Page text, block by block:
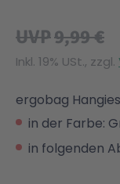
UVP9,99 €
Inkl. 19% USt., zzgl.
ergobag
in der Farbe:
in folgenden